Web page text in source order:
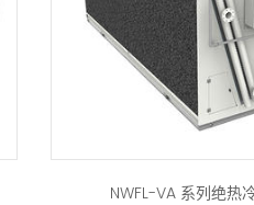
NWFL-VA 系列绝热